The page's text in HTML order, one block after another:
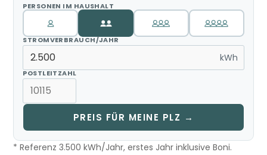
PERSONEN IM HAUSHALT
STROMVERBRAUCH/JAHR
kWh
POSTLEITZAHL
PREIS FÜR MEINE PLZ →
* Referenz 3.500 kWh/Jahr, erstes Jahr inklusive Boni.